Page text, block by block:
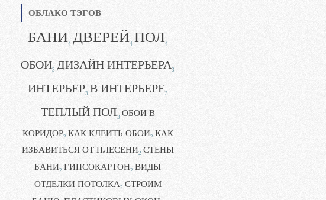
ОБЛАКО ТЭГОВ
БАНИ4 ДВЕРЕЙ4 ПОЛ4
ОБОИ3 ДИЗАЙН ИНТЕРЬЕРА3
ИНТЕРЬЕР3 В ИНТЕРЬЕРЕ3
ТЕПЛЫЙ ПОЛ3 ОБОИ В
КОРИДОР2 КАК КЛЕИТЬ ОБОИ2 КАК
ИЗБАВИТЬСЯ ОТ ПЛЕСЕНИ2 СТЕНЫ
БАНИ2 ГИПСОКАРТОН2 ВИДЫ
ОТДЕЛКИ ПОТОЛКА2 СТРОИМ